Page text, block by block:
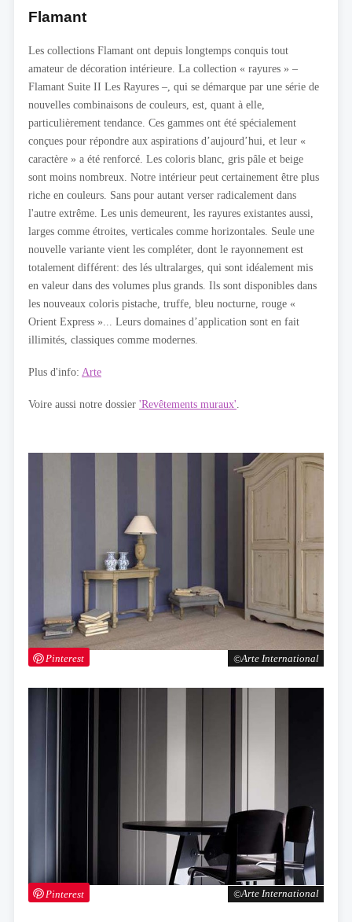
Arte International
Pinterest
Arte International
Pinterest
Flamant
Les collections Flamant ont depuis longtemps conquis tout
amateur de décoration intérieure. La collection « rayures » –
Flamant Suite II Les Rayures –, qui se démarque par une série de
nouvelles combinaisons de couleurs, est, quant à elle,
particulièrement tendance. Ces gammes ont été spécialement
conçues pour répondre aux aspirations d’aujourd’hui, et leur «
caractère » a été renforcé. Les coloris blanc, gris pâle et beige
sont moins nombreux. Notre intérieur peut certainement être plus
riche en couleurs. Sans pour autant verser radicalement dans
l'autre extrême. Les unis demeurent, les rayures existantes aussi,
larges comme étroites, verticales comme horizontales. Seule une
nouvelle variante vient les compléter, dont le rayonnement est
totalement différent: des lés ultralarges, qui sont idéalement mis
en valeur dans des volumes plus grands. Ils sont disponibles dans
les nouveaux coloris pistache, truffe, bleu nocturne, rouge «
Orient Express »... Leurs domaines d’application sont en fait
illimités, classiques comme modernes.
Plus d'info: Arte
Voire aussi notre dossier 'Revêtements muraux'